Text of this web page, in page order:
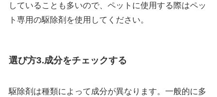
していることも多いので、ペットに使用する際はペッ
ト専用の駆除剤を使用してください。
選び方3.成分をチェックする
駆除剤は種類によって成分が異なります。一般的に多